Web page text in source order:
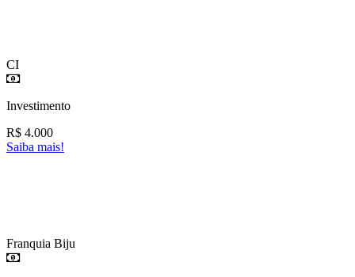
CI
Investimento
R$ 4.000
Saiba mais!
Franquia Biju